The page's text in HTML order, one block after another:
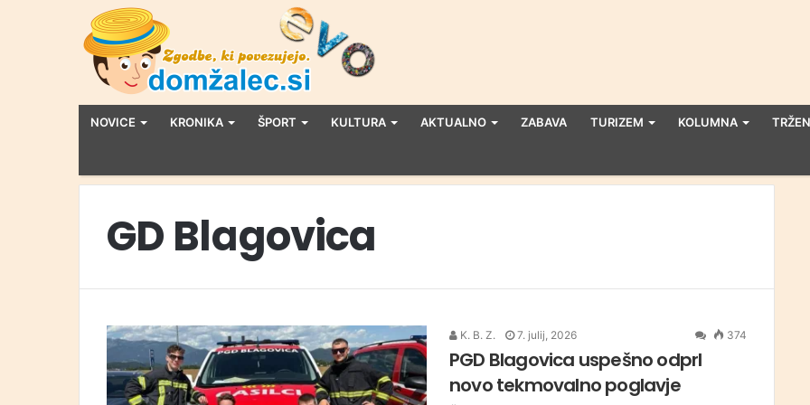
NOVICE KRONIKA ŠPORT KULTURA AKTUALNO ZABAVA TURIZEM KOLUMNA
GD Blagovica
K. B. Z. 7. julij, 2026 374
PGD Blagovica uspešno odprl
novo tekmovalno poglavje